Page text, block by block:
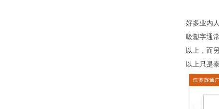
好多业内
吸塑字通
以上，而
以上只是